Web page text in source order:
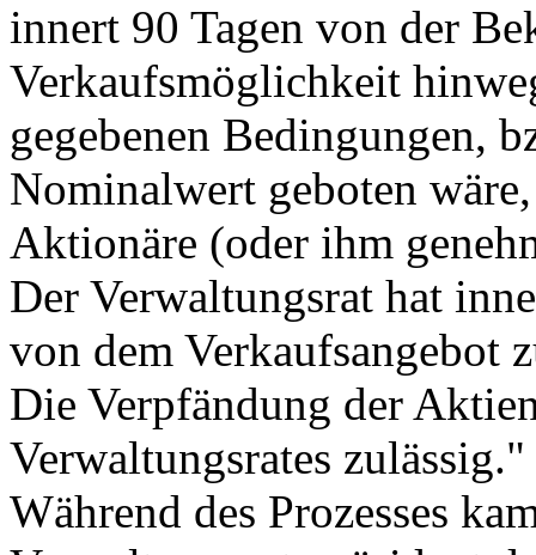
innert 90 Tagen von der
Verkaufsmöglichkeit
gegebenen Bedingungen,
Nominalwert geboten
Aktionäre (oder ihm
Der Verwaltungsrat hat
von dem Verkaufsangebot
Die Verpfändung der
Verwaltungsrates zulässig."
Während des Prozesses